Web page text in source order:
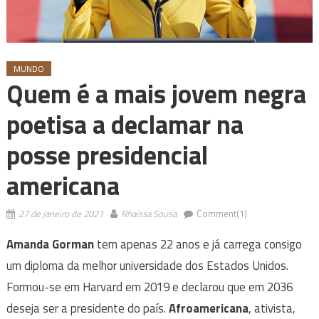
MUNDO
Quem é a mais jovem negra
poetisa a declamar na
posse presidencial
americana
27 de janeiro de 2021 Rhaíssa Sousa Comment(1)
Amanda Gormantem apenas 22 anos e já carrega consigo
um diploma da melhor universidade dos Estados Unidos.
Formou-se em Harvard em 2019 e declarou que em 2036
deseja ser a presidente do país.Afroamericana, ativista,